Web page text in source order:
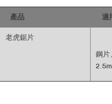
產品 適
老虎鋸片
鋼片